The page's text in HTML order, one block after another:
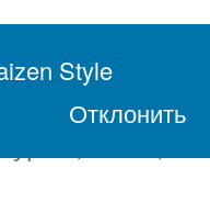
Style
Отклонить
Жизни